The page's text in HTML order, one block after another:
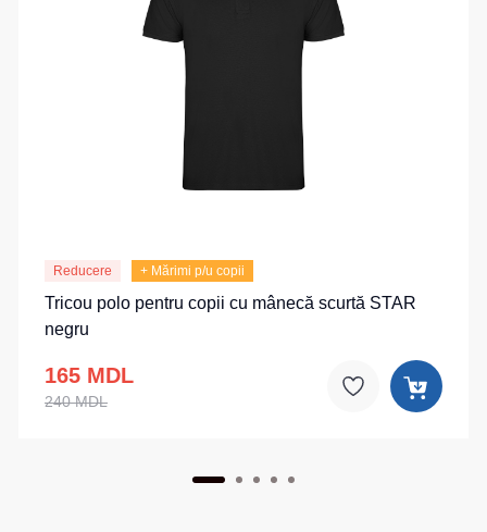
Reducere + Mărimi p/u copii
Tricou polo pentru copii cu mânecă scurtă STAR
negru
165 MDL
240 MDL